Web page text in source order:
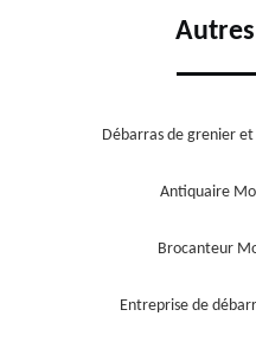
Débarras de grenier
Antiquaire
Brocanteur
Entreprise de